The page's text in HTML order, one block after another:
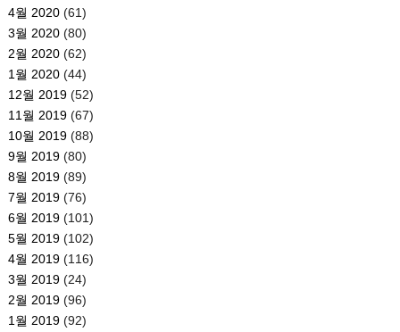
4월 2020(61)
3월 2020(80)
2월 2020(62)
1월 2020(44)
12월 2019(52)
11월 2019(67)
10월 2019(88)
9월 2019(80)
8월 2019(89)
7월 2019(76)
6월 2019(101)
5월 2019(102)
4월 2019(116)
3월 2019(24)
2월 2019(96)
1월 2019(92)